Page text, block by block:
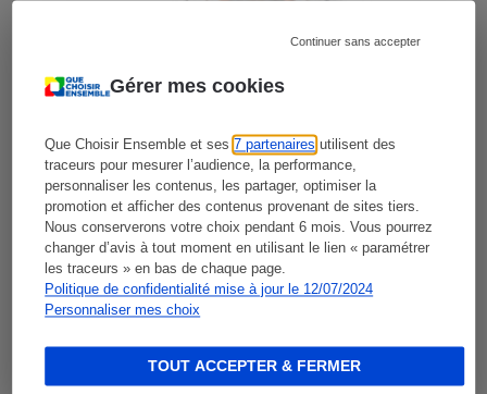
Gérer mes cookies
Que Choisir Ensemble et ses7 partenaires utilisent des
traceurs pour mesurer l’audience, la performance,
personnaliser les contenus, les partager, optimiser la
promotion et afficher des contenus provenant de sites tiers.
Nous conserverons votre choix pendant 6 mois. Vous pourrez
changer d’avis à tout moment en utilisant le lien « paramétrer
les traceurs » en bas de chaque page.
Politique de confidentialité mise à jour le 12/07/2024
Personnaliser mes choix
Continuer sans accepter
TOUT ACCEPTER & FERMER